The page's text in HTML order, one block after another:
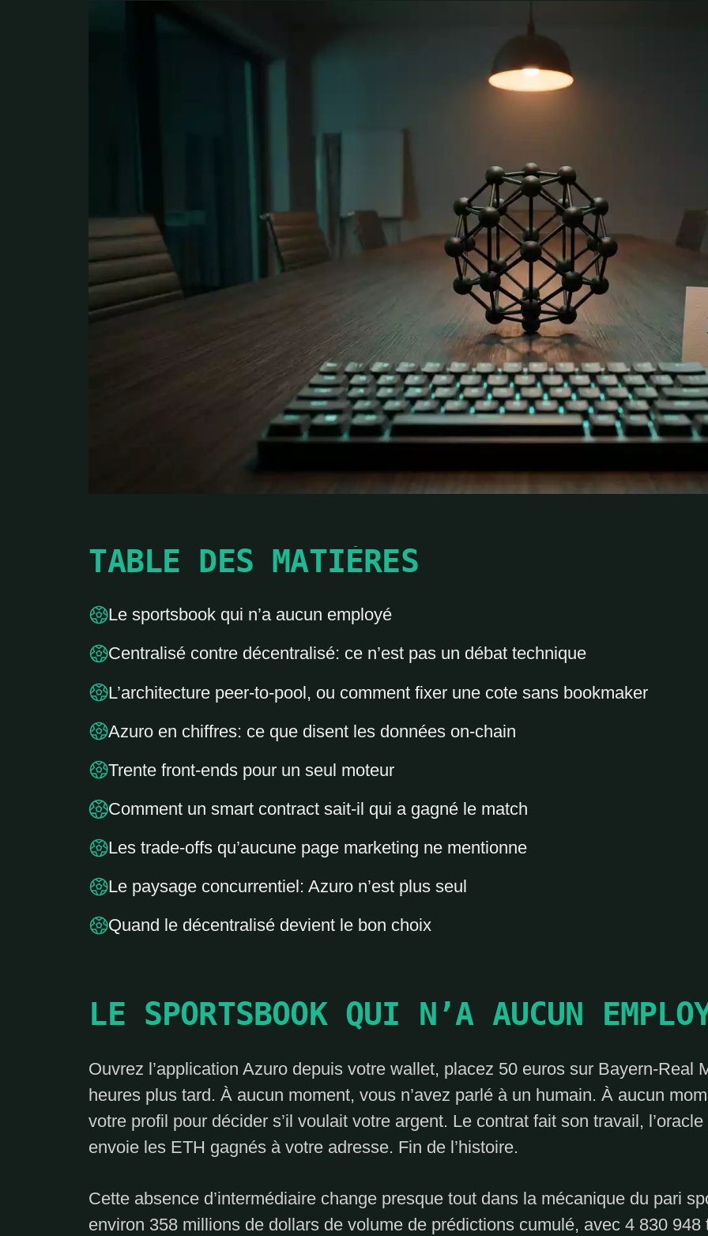
TABLE DES MATIÈRES
Le sportsbook qui n’a aucun employé
Centralisé contre décentralisé: ce n’est pas un débat technique
L’architecture peer-to-pool, ou comment fixer une cote sans bookmaker
Azuro en chiffres: ce que disent les données on-chain
Trente front-ends pour un seul moteur
Comment un smart contract sait-il qui a gagné le match
Les trade-offs qu’aucune page marketing ne mentionne
Le paysage concurrentiel: Azuro n’est plus seul
Quand le décentralisé devient le bon choix
LE SPORTSBOOK QUI N’A AUCUN
Ouvrez l’application Azuro depuis votre wallet, placez 50 euros sur Bayern-Real
heures plus tard. À aucun moment, vous n’avez parlé à un humain. À aucun
votre profil pour décider s’il voulait votre argent. Le contrat fait son travail,
envoie les ETH gagnés à votre adresse. Fin de l’histoire.
Cette absence d’intermédiaire change presque tout dans la mécanique du pari
environ 358 millions de dollars de volume de prédictions cumulé, avec 4 830